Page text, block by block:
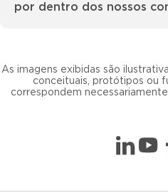
As imagens exibidas são
conceituais, protótipos ou
correspondem
por dentro dos nossos